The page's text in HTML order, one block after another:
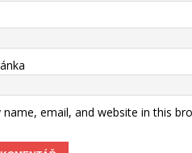
name, email, and website in this